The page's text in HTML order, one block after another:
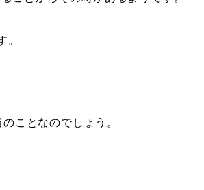
。
ことなのでしょう。